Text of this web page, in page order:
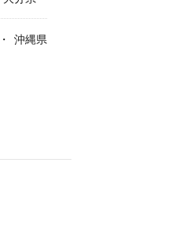
沖縄県